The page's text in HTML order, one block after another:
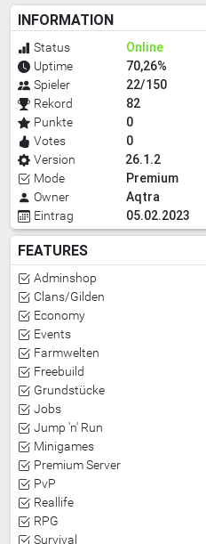
INFORMATION
Status Online
Uptime 70,26%
Spieler 22/150
Rekord 82
Punkte 0
Votes 0
Version 26.1.2
Mode Premium
Owner Aqtra
Eintrag 05.02.2023
FEATURES
Adminshop
Clans/Gilden
Economy
Events
Farmwelten
Freebuild
Grundstücke
Jobs
Jump 'n' Run
Minigames
Premium Server
PvP
Reallife
RPG
Survival